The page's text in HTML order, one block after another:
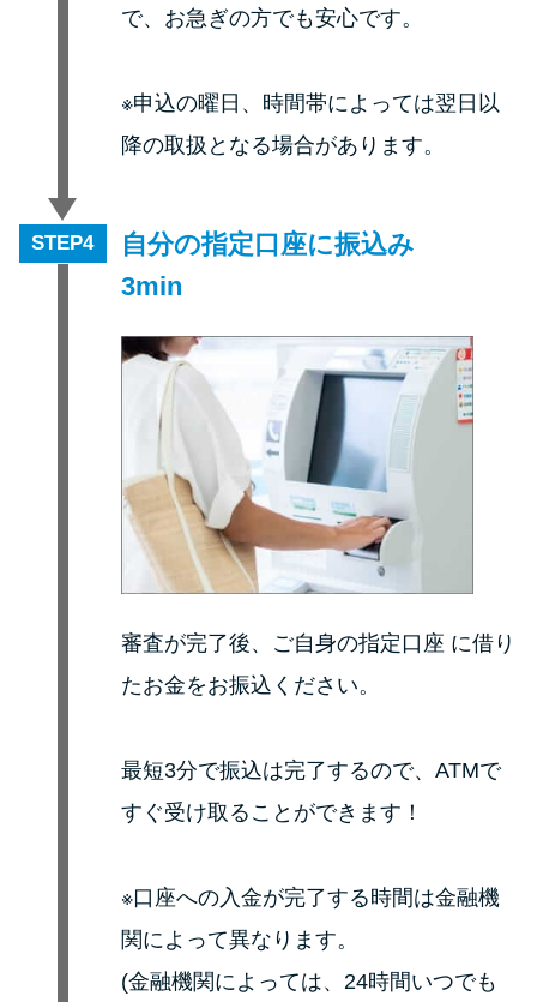
で、お急ぎの方でも安心です。
※申込の曜日、時間帯によっては翌日以
降の取扱となる場合があります。
STEP
自分の指定口座に振込み
3min
審査が完了後、ご自身の指定口座 に借り
たお金をお振込ください。
最短3分で振込は完了するので、ATMで
すぐ受け取ることができます！
※口座への入金が完了する時間は金融機
関によって異なります。
(金融機関によっては、24時間いつでも